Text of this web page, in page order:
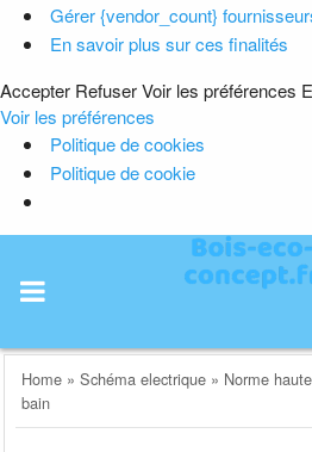
Gérer {vendor_count}
En savoir plus sur ces finalités
Accepter RefuserVoir les préférences
Voir les préférences
Politique de cookies
Politique de cookie
content
Home »Schéma electrique » Norme
bain